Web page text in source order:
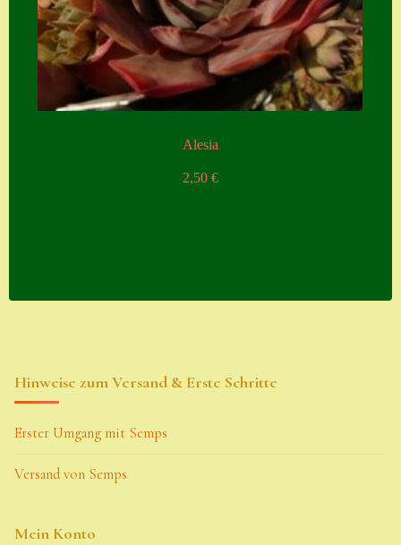
Alesia
2,50 €
Hinweise zum Versand & Erste Schritte
Erster Umgang mit Semps
Versand von Semps
Mein Konto